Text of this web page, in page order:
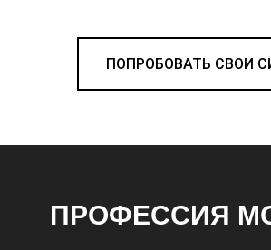
ПОПРОБОВАТЬ СВОИ
ПРОФЕССИЯ